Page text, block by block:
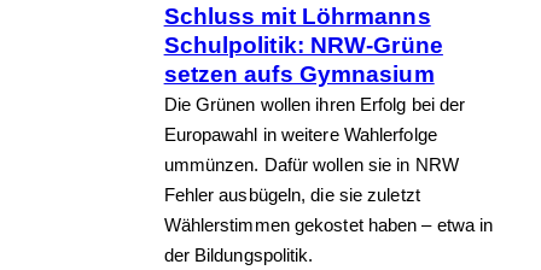
Schluss mit Löhrmanns
Schulpolitik: NRW-Grüne
setzen aufs Gymnasium
Die Grünen wollen ihren Erfolg bei der
Europawahl in weitere Wahlerfolge
ummünzen. Dafür wollen sie in NRW
Fehler ausbügeln, die sie zuletzt
Wählerstimmen gekostet haben – etwa in
der Bildungspolitik.